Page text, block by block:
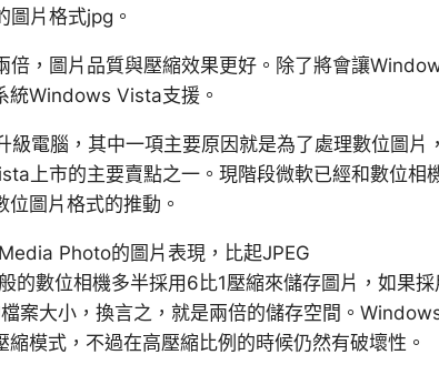
片格式jpg。
，圖片品質與壓縮效果更好。除了將會讓
統Windows Vista支援。
電腦，其中一項主要原因就是為了處理數位圖片
上市的主要賣點之一。現階段微軟已經和數位相
圖片格式的推動。
Photo的圖片表現，比起JPEG
的數位相機多半採用6比1壓縮來儲存圖片，如果採
案大小，換言之，就是兩倍的儲存空間。
模式，不過在高壓縮比例的時候仍然有破壞性。